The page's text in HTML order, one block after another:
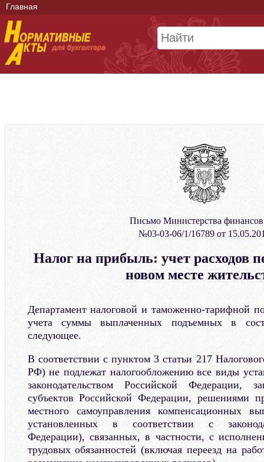
Главная
Письмо Министерства
№03-03-06/1/16789 от
Налог на прибыль: учет расходов
новом месте
Департамент налоговой и таможенно-тарифной
учета суммы выплаченных подъемных в
следующее.
В соответствии с пунктом 3 статьи 217
РФ) не подлежат налогообложению все виды
законодательством Российской Федерации,
субъектов Российской Федерации, решениями
местного самоуправления компенсационных
установленных в соответствии с
Федерации), связанных, в частности, с
трудовых обязанностей (включая переезд на